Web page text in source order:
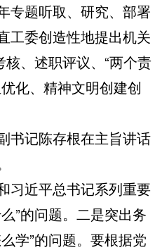
专题听取、研究、部署
工委创造性地提出机关
核、述职评议、“两个责
化、精神文明创建创
记陈存根在主旨讲话
近平总书记系列重要
”的问题。二是突出务
学”的问题。要根据党